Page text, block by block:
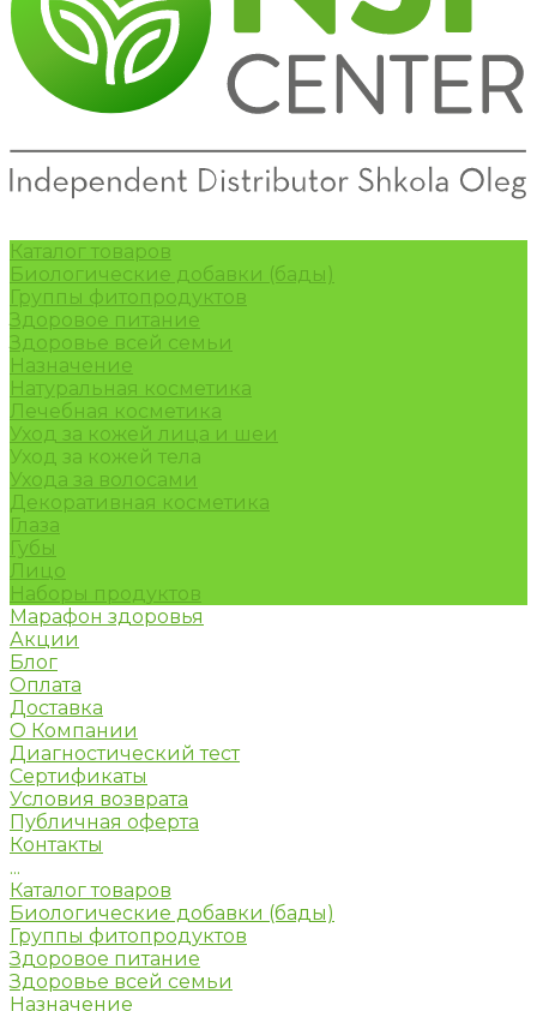
Каталог товаров
Биологические добавки (бады)
Группы фитопродуктов
Здоровое питание
Здоровье всей семьи
Назначение
Натуральная косметика
Лечебная косметика
Уход за кожей лица и шеи
Уход за кожей тела
Ухода за волосами
Декоративная косметика
Глаза
Губы
Лицо
Наборы продуктов
Марафон здоровья
Акции
Блог
Оплата
Доставка
О Компании
Диагностический тест
Сертификаты
Условия возврата
Публичная оферта
Контакты
...
Каталог товаров
Биологические добавки (бады)
Группы фитопродуктов
Здоровое питание
Здоровье всей семьи
Назначение